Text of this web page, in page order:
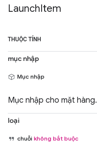
LaunchItem
THUỘC TÍNH
mục nhập
Mục nhập
Mục nhập cho mặt hàng.
loại
chuỗi không bắt buộc